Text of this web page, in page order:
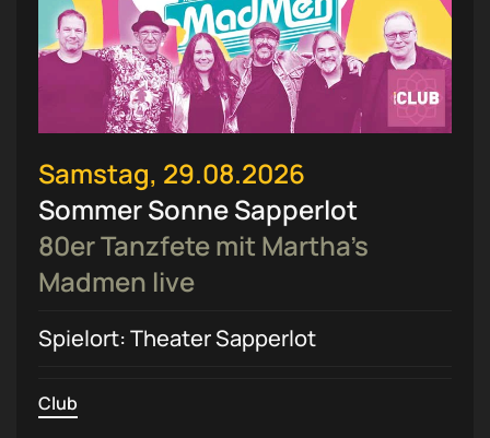
Samstag, 29.08.2026
Sommer Sonne Sapperlot
80er Tanzfete mit Martha’s
Madmen live
Spielort: Theater Sapperlot
Club